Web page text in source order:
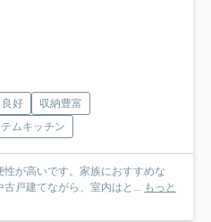
良好
収納豊富
ムキッチン
が高いです。家族におすすめな
戸建てながら、室内はと... もっと